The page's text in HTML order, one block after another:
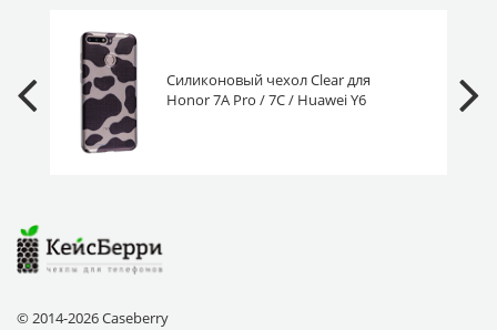
Силиконовый чехол Clear для
Honor 7A Pro / 7C / Huawei Y6
© 2014-2026 Caseberry